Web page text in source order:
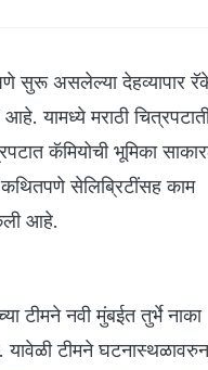
सुरू असलेल्या देहव्यापार
यामध्ये मराठी
कॅमियोची भूमिका
सेलिब्रिटींसह काम
आहे.
टीमने नवी मुंबईत तुर्भे नाका
यावेळी टीमने घटनास्थळावरुन